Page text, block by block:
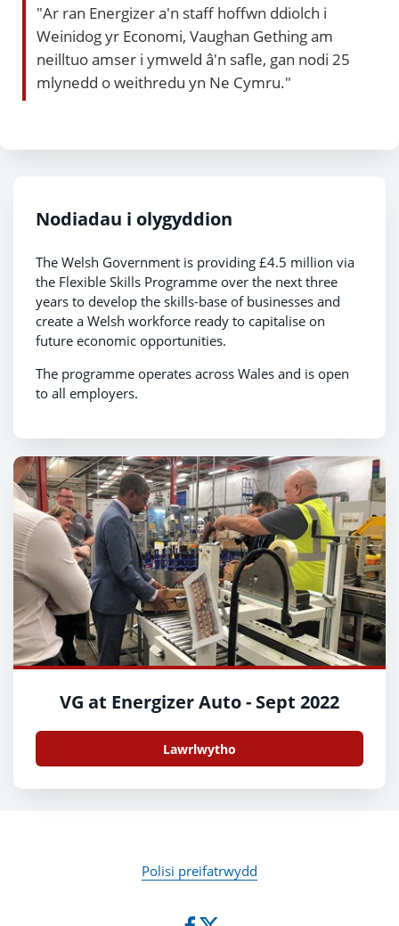
"Ar ran Energizer a'n staff hoffwn ddiolch i
Weinidog yr Economi, Vaughan Gething am
neilltuo amser i ymweld â'n safle, gan nodi 25
mlynedd o weithredu yn Ne Cymru."
Nodiadau i olygyddion
The Welsh Government is providing £4.5 million via
the Flexible Skills Programme over the next three
years to develop the skills-base of businesses and
create a Welsh workforce ready to capitalise on
future economic opportunities.
The programme operates across Wales and is open
to all employers.
VG at Energizer Auto - Sept 2022
Lawrlwytho
Polisi preifatrwydd